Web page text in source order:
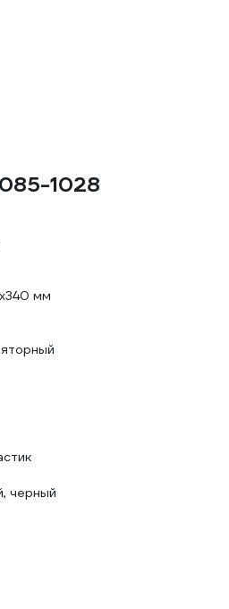
1028
мм
черный